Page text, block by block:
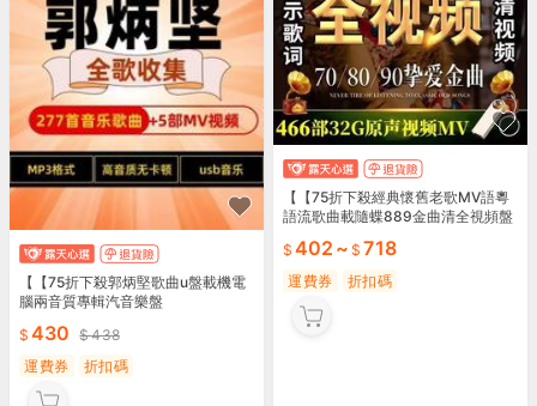
【【75折下殺郭炳堅歌曲u盤載機電
腦兩音質專輯汽音樂盤
430
438
運費券
折扣碼
【【75折下殺經典懷舊老歌MV語粵
語流歌曲載隨蝶889金曲清全視頻盤
402 ~ 718
運費券 折扣碼